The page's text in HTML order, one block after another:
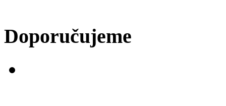
Doporučujeme